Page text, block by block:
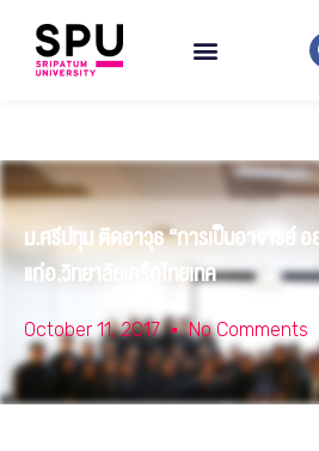
ม.ศรีปทุม ติดอาวุธ “การเป็นอาจารย์
แก่อ.วิทยาลัยเครือไทยเทค
October 11, 2017 No Comments